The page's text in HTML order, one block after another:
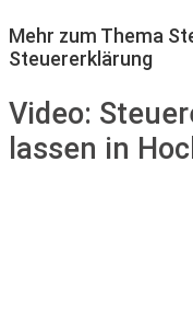
Mehr zum Thema
Steuererklärung
Video:
lassen in